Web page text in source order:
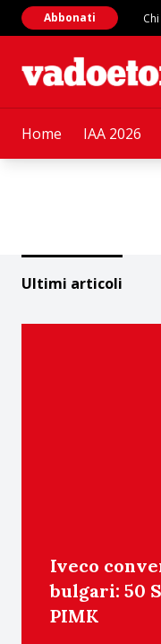
Home IAA 2026
Abbonati
Ultimi articoli
Iveco
bulgari: 50
PIMK